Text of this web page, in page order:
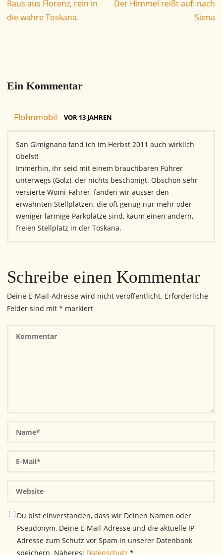
Raus aus Florenz, rein in
die wahre Toskana.
Der Himmel reißt auf: nach
Siena
Ein Kommentar
Flohnmobil VOR 13 JAHREN
San Gimignano fand ich im Herbst 2011 auch wirklich
übelst!
Immerhin, ihr seid mit einem brauchbaren Führer
unterwegs (Gölz), der nichts beschönigt. Obschon sehr
versierte Womi-Fahrer, fanden wir ausser den
erwähnten Stellplätzen, die oft genug nur mehr oder
weniger lärmige Parkplätze sind, kaum einen andern,
freien Stellplatz in der Toskana.
Schreibe einen Kommentar
Deine E-Mail-Adresse wird nicht veröffentlicht. Erforderliche
Felder sind mit* markiert
Du bist einverstanden, dass wir Deinen Namen oder
Pseudonym, Deine E-Mail-Adresse und die aktuelle IP-
Adresse zum Schutz vor Spam in unserer Datenbank
speichern. Näheres: Datenschutz *